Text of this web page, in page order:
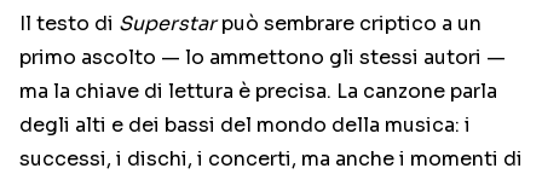
Il testo di Superstarpuò sembrare criptico a un
primo ascolto — lo ammettono gli stessi autori —
ma la chiave di lettura è precisa. La canzone parla
degli alti e dei bassi del mondo della musica: i
successi, i dischi, i concerti, ma anche i momenti di